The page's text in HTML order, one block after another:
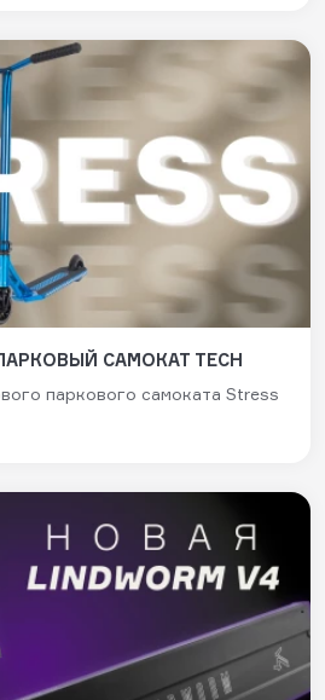
САМОКАТ TECH
паркового самоката Stress